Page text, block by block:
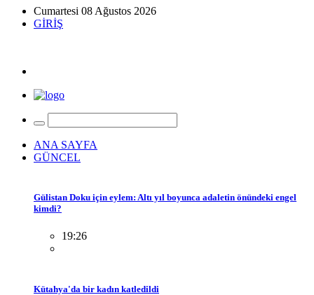
Cumartesi 08 Ağustos 2026
GİRİŞ
ANA SAYFA
GÜNCEL
Gülistan Doku için eylem: Altı yıl boyunca adaletin önündeki engel
kimdi?
19:26
Kütahya'da bir kadın katledildi